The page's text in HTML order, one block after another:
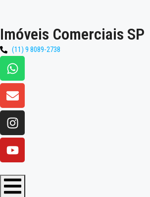
Imóveis Comerciais SP
(11) 9 8089-2738